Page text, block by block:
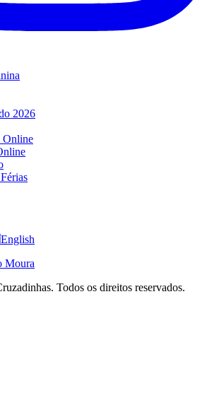
2026
Online
English
Moura
Todos os direitos reservados.